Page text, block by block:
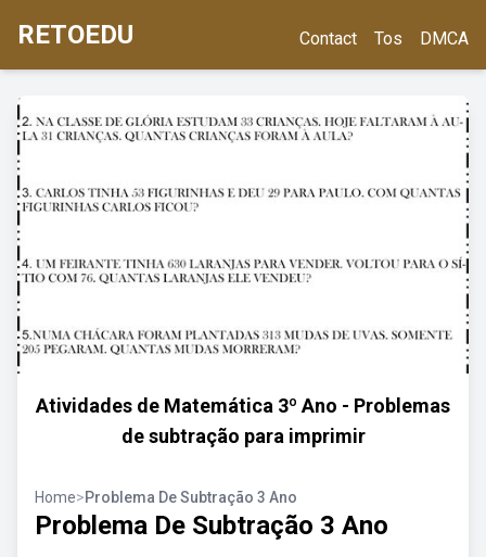
RETOEDU Contact Tos DMCA
Atividades de Matemática 3º Ano - Problemas
de subtração para imprimir
Home>Problema De Subtração 3 Ano
Problema De Subtração 3 Ano